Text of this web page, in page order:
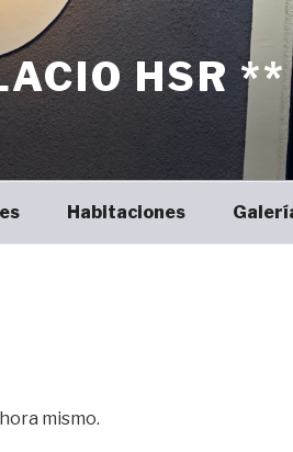
HSR **
Habitaciones
mismo.